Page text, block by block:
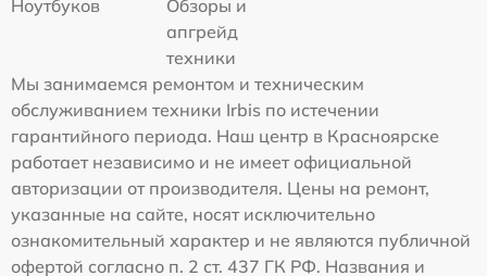
Ноутбуков
Обзоры и
апгрейд
техники
Мы занимаемся ремонтом и техническим
обслуживанием техники Irbis по истечении
гарантийного периода. Наш центр в Красноярске
работает независимо и не имеет официальной
авторизации от производителя. Цены на ремонт,
указанные на сайте, носят исключительно
ознакомительный характер и не являются публичной
офертой согласно п. 2 ст. 437 ГК РФ. Названия и